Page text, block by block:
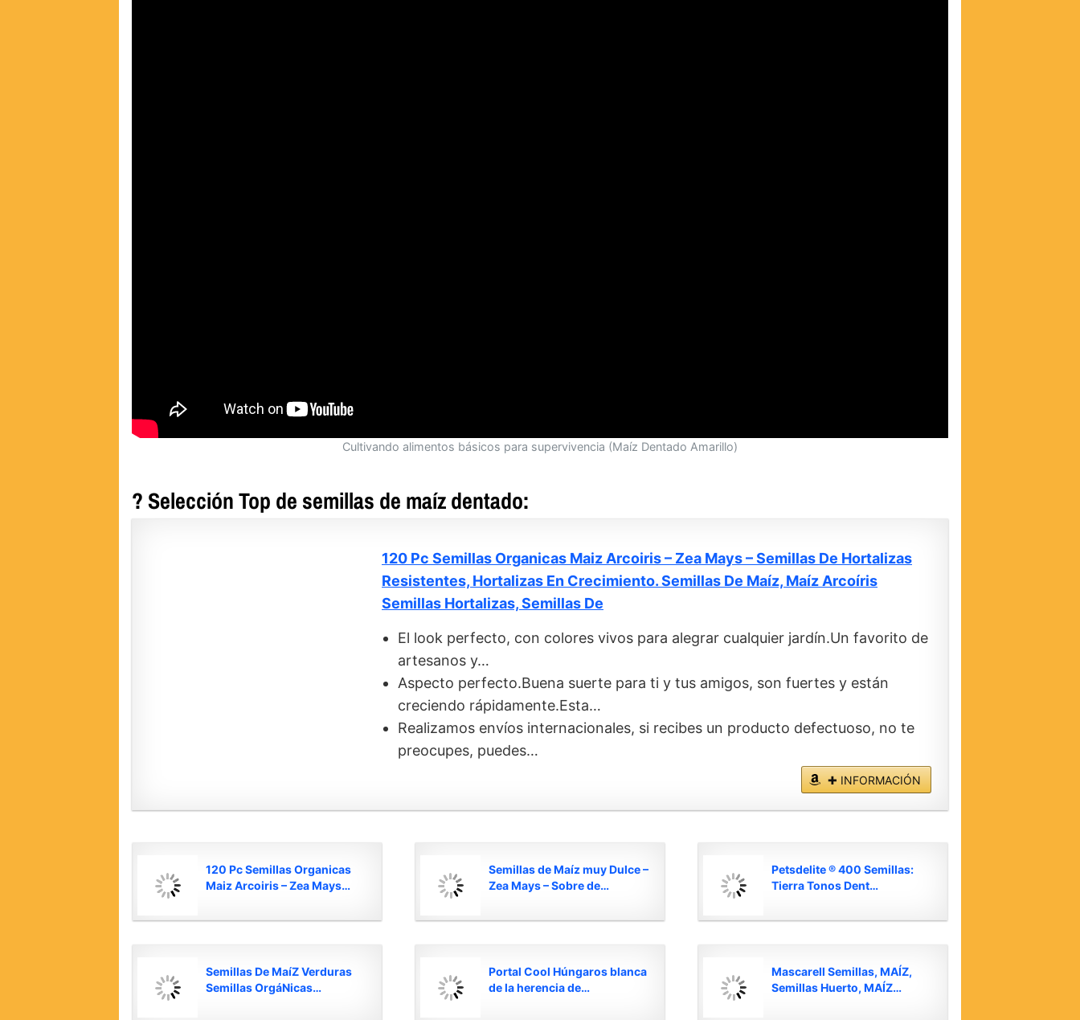
Cultivando alimentos básicos para supervivencia (Maíz Dentado Amarillo)
? Selección Top de semillas de maíz dentado:
120 Pc Semillas Organicas Maiz Arcoiris – Zea Mays – Semillas De Hortalizas
Resistentes, Hortalizas En Crecimiento. Semillas De Maíz, Maíz Arcoíris
Semillas Hortalizas, Semillas De
El look perfecto, con colores vivos para alegrar cualquier jardín.Un favorito de
artesanos y…
Aspecto perfecto.Buena suerte para ti y tus amigos, son fuertes y están
creciendo rápidamente.Esta…
Realizamos envíos internacionales, si recibes un producto defectuoso, no te
preocupes, puedes…
✚ INFORMACIÓN
120 Pc Semillas Organicas
Maiz Arcoiris – Zea Mays…
Semillas de Maíz muy Dulce –
Zea Mays – Sobre de…
Petsdelite ® 400 Semillas:
Tierra Tonos Dent…
Semillas De MaíZ Verduras
Semillas OrgáNicas…
Portal Cool Húngaros blanca
de la herencia de…
Mascarell Semillas, MAÍZ,
Semillas Huerto, MAÍZ…